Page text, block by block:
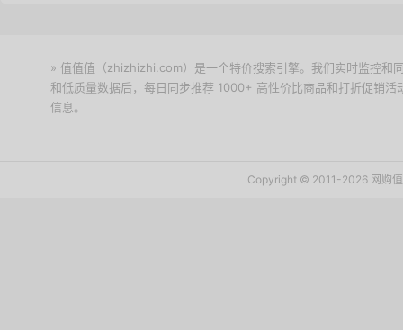
» 值值值（zhizhizhi.com）是一个特价搜索引擎。我们实时监控和
和低质量数据后，每日同步推荐 1000+ 高性价比商品和打折促销
信息。
Copyright © 2011-2026 网购